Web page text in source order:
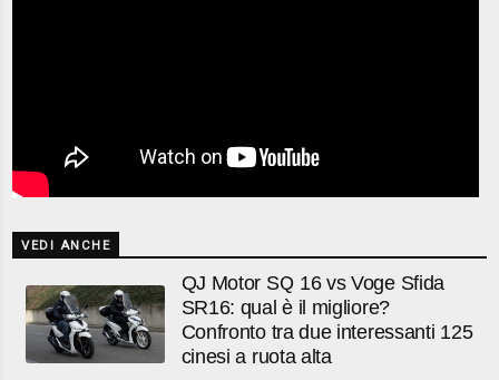
VEDI ANCHE
QJ Motor SQ 16 vs Voge Sfida
SR16: qual è il migliore?
Confronto tra due interessanti 125
cinesi a ruota alta